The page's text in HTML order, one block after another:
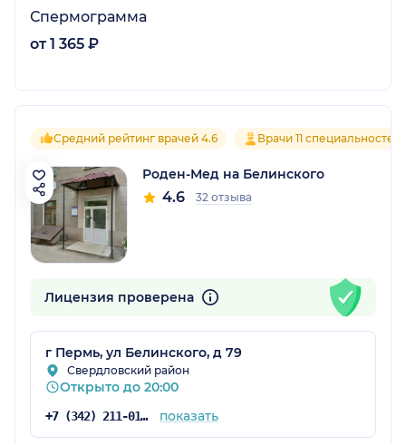
Спермограмма
от 1 365 ₽
Средний рейтинг врачей 4.6 Врачи 11 специальностей
Роден-Мед на Белинского
4.6 32 отзыва
Лицензия проверена
г Пермь, ул Белинского, д 79
Свердловский район
Открыто до 20:00
+7 (342) 211-01-01 показать